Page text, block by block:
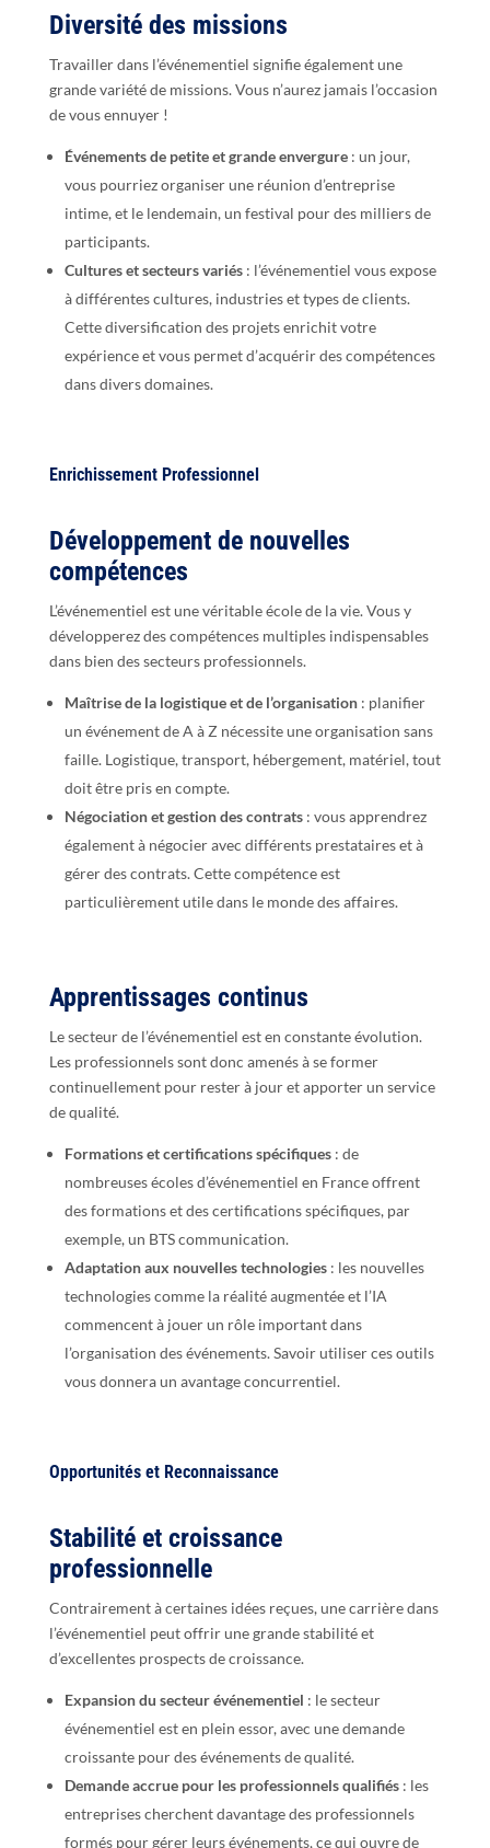
Diversité des missions
Travailler dans l’événementiel signifie également une
grande variété de missions. Vous n’aurez jamais l’occasion
de vous ennuyer !
Événements de petite et grande envergure: un jour,
vous pourriez organiser une réunion d’entreprise
intime, et le lendemain, un festival pour des milliers de
participants.
Cultures et secteurs variés: l’événementiel vous expose
à différentes cultures, industries et types de clients.
Cette diversification des projets enrichit votre
expérience et vous permet d’acquérir des compétences
dans divers domaines.
Enrichissement Professionnel
Développement de nouvelles
compétences
L’événementiel est une véritable école de la vie. Vous y
développerez des compétences multiples indispensables
dans bien des secteurs professionnels.
Maîtrise de la logistique et de l’organisation: planifier
un événement de A à Z nécessite une organisation sans
faille. Logistique, transport, hébergement, matériel, tout
doit être pris en compte.
Négociation et gestion des contrats: vous apprendrez
également à négocier avec différents prestataires et à
gérer des contrats. Cette compétence est
particulièrement utile dans le monde des affaires.
Apprentissages continus
Le secteur de l’événementiel est en constante évolution.
Les professionnels sont donc amenés à se former
continuellement pour rester à jour et apporter un service
de qualité.
Formations et certifications spécifiques: de
nombreuses écoles d’événementiel en France offrent
des formations et des certifications spécifiques, par
exemple, un BTS communication.
Adaptation aux nouvelles technologies: les nouvelles
technologies comme la réalité augmentée et l’IA
commencent à jouer un rôle important dans
l’organisation des événements. Savoir utiliser ces outils
vous donnera un avantage concurrentiel.
Opportunités et Reconnaissance
Stabilité et croissance
professionnelle
Contrairement à certaines idées reçues, une carrière dans
l’événementiel peut offrir une grande stabilité et
d’excellentes prospects de croissance.
Expansion du secteur événementiel : le secteur
événementiel est en plein essor, avec une demande
croissante pour des événements de qualité.
Demande accrue pour les professionnels qualifiés: les
entreprises cherchent davantage des professionnels
formés pour gérer leurs événements, ce qui ouvre de